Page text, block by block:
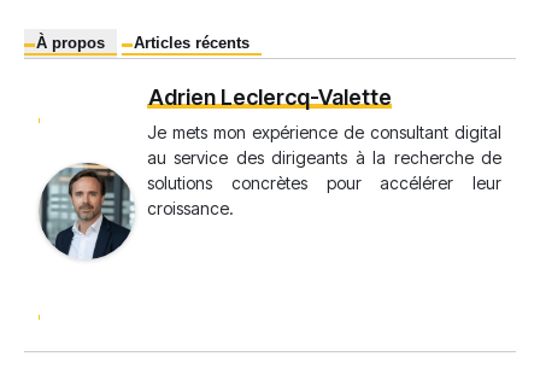
À propos Articles récents
Adrien Leclercq-Valette
Je mets mon expérience de consultant digital
au service des dirigeants à la recherche de
solutions concrètes pour accélérer leur
croissance.